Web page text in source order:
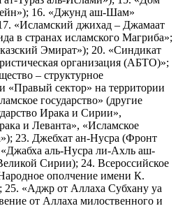
16. «Джунд аш-Шам»
«Исламский джихад – Джамаат
в странах исламского Магриба»;
Эмират»); 20. «Синдикат
организация (АБТО)»;
– структурное
«Правый сектор» на территории
государство» (другие
Ирака и Сирии»,
и Леванта», «Исламское
23. Джебхат ан-Нусра (Фронт
аль-Нусра ли-Ахль аш-
Сирии); 24. Всероссийское
ополчение имени К.
«Аджр от Аллаха Субхану уа
от Аллаха милоственного и